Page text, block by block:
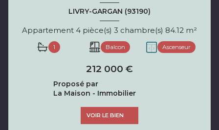
LIVRY-GARGAN (93190)
Appartement 4 pièce(s) 3 chambre(s) 84.12 m²
1 Balcon Ascenseur
212 000 €
Proposé par
La Maison - Immobilier
VOIR LE BIEN